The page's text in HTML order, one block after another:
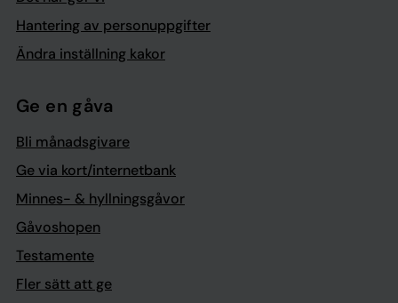
Hantering av personuppgifter
Ändra inställning kakor
Ge en gåva
Bli månadsgivare
Ge via kort/internetbank
Minnes- & hyllningsgåvor
Gåvoshopen
Testamente
Fler sätt att ge